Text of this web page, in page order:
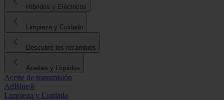
Híbridos y Eléctricos
Limpieza y Cuidado
Descubre los recambios
Aceites y Líquidos
Aceite de transmisión
AdBlue®
Limpieza y Cuidado